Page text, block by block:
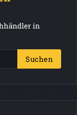
in
Suchen